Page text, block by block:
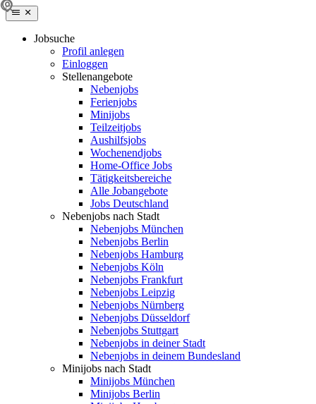
Jobsuche
Profil anlegen
Einloggen
Stellenangebote
Nebenjobs
Ferienjobs
Minijobs
Teilzeitjobs
Aushilfsjobs
Wochenendjobs
Home-Office Jobs
Tätigkeitsbereiche
Alle Jobangebote
Jobs Deutschland
Nebenjobs nach Stadt
Nebenjobs München
Nebenjobs Berlin
Nebenjobs Hamburg
Nebenjobs Köln
Nebenjobs Frankfurt
Nebenjobs Leipzig
Nebenjobs Nürnberg
Nebenjobs Düsseldorf
Nebenjobs Stuttgart
Nebenjobs in deiner Stadt
Nebenjobs in deinem Bundesland
Minijobs nach Stadt
Minijobs München
Minijobs Berlin